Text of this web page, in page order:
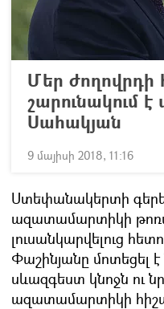
Մեր ժողովրդի
շարունակում
Սահակյան
9 մայիսի 2018, 11:16
Ստեփանակերտի
ազատամարտիկի
լուսանկարվելուց
Փաշինյանը մոտեցել
սևազգեստ կնոջն ու
ազատամարտիկի